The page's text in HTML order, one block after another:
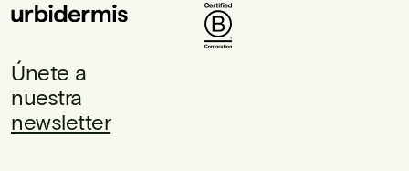
Únete a
nuestra
newsletter